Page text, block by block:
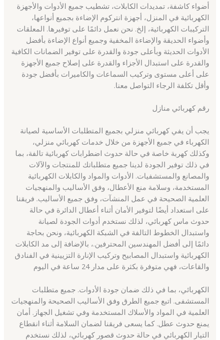
أضواء كاشفة، تمديدات الكابلات، تشطيب جميع الأدوات والأجهزة
الكهربائية في المنزل، أجهزة انتركوم الإضاءة بجميع أنواعها،
التركيبات الكهربائية، إلخ. نحن نعمل دائمًا على توفيرها. المعلقات
وأضواء الحديقة والإضاءة المخفية وجميع أنواع الإضاءة بأفضل
الأدوات الحديثة وبأعلى جودة والقدرة على توفير الضمانات الكافية
والقدرة على استبدال الأجزاء والقدرة على إصلاح جميع الأجهزة
على أعلى مستوى وتركيب السماعات والكاميرات بأفضل جودة
وأقل تكلفة الرجاء التواصل معنا.
رقم كهربائي منازل
يجب أن يفي كهربائي منزلي بجميع المتطلبات الأساسية لصيانة
الكهرباء في جميع الأجهزة من خلال خدمات كهربائي منزلي،
وكذلك كهربة خاصة في حالة حدوث اضطرابات كهربائية تالفة، بما
في ذلك توفير الجودة لدينا جميع متطلباتك للمنتجات والآلات
والمصانع والمستشفيات. الأدوات والمواد والكابلات الكهربائية
المستخدمة، وسلامة منع الأعطال، وفق الأساليب والمنهجيات
العلمية الصحيحة في عمل المنشآت، وفق جميع الأساليب. فريقنا
على استعداد أيضًا لتوفير الأمان أثناء أعطال الدائرة في حالة
حدوث ماس كهربائي، لذلك نستخدم أدوات الجودة لصيانة
واستبدال الخطوط التالفة في الشبكة الكهربائية، ونحن بحاجة
دائمًا إلى أفضل المهندسين المحترفين.، بالإضافة إلى مد الكابلات
الكهربائية واستبدال المصابيح وتركيب الإنارة التزيينية في الفنادق
والقاعات، فهي متوفرة بكثرة على مدار 24 ساعة في اليوم
الكهربائي، بما في ذلك ضمان جودة الأدوات. جميع متطلبات
المستشفى. اتبع جميع الطرق وفق الأساليب الصحيحة والمنهجيات
العلمية في المواد والأسلاك المستخدمة وفي تشغيل الجهاز. أمان
يمنع حدوث عطل. كما يسعى فريقنا لضمان السلامة أثناء انقطاع
التيار الكهربائي في حالة حدوث قصور كهربائي، لذلك نستخدم